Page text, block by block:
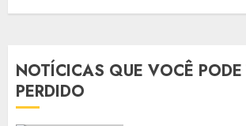
NOTÍCICAS QUE VOCÊ PODE
PERDIDO